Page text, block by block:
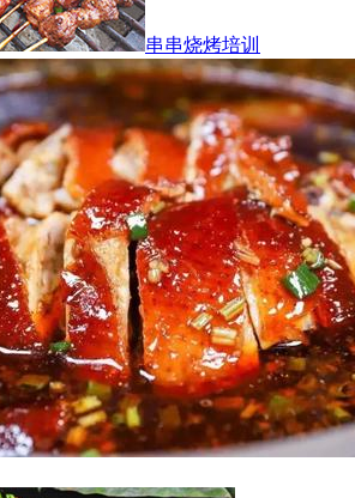
串串烧烤培训